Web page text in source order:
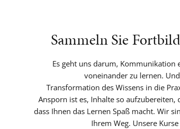
Sammeln Sie
Es geht uns darum, Kommunikation
voneinander zu lernen.
Transformation des Wissens in die
Ansporn ist es, Inhalte so
dass Ihnen das Lernen Spaß macht. Wir
Ihrem Weg. Unsere